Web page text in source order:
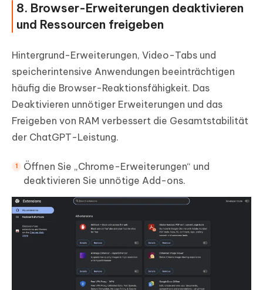
8. Browser-Erweiterungen deaktivieren
und Ressourcen freigeben
Hintergrund-Erweiterungen, Video-Tabs und
speicherintensive Anwendungen beeinträchtigen
häufig die Browser-Reaktionsfähigkeit. Das
Deaktivieren unnötiger Erweiterungen und das
Freigeben von RAM verbessert die Gesamtstabilität
der ChatGPT-Leistung.
Öffnen Sie „Chrome-Erweiterungen“ und
deaktivieren Sie unnötige Add-ons.